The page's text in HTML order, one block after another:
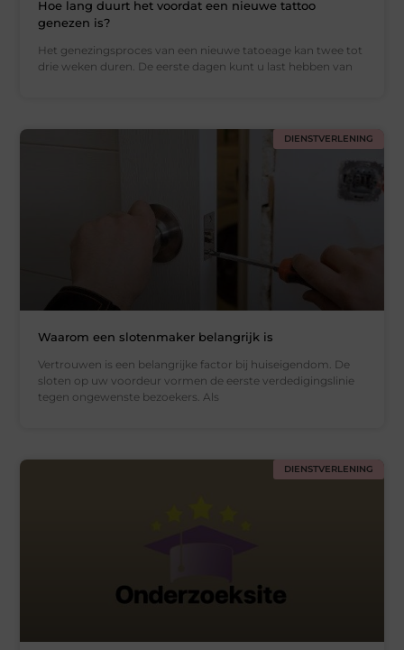
Hoe lang duurt het voordat een nieuwe tattoo
genezen is?
Het genezingsproces van een nieuwe tatoeage kan twee tot
drie weken duren. De eerste dagen kunt u last hebben van
DIENSTVERLENING
Waarom een slotenmaker belangrijk is
Vertrouwen is een belangrijke factor bij huiseigendom. De
sloten op uw voordeur vormen de eerste verdedigingslinie
tegen ongewenste bezoekers. Als
DIENSTVERLENING